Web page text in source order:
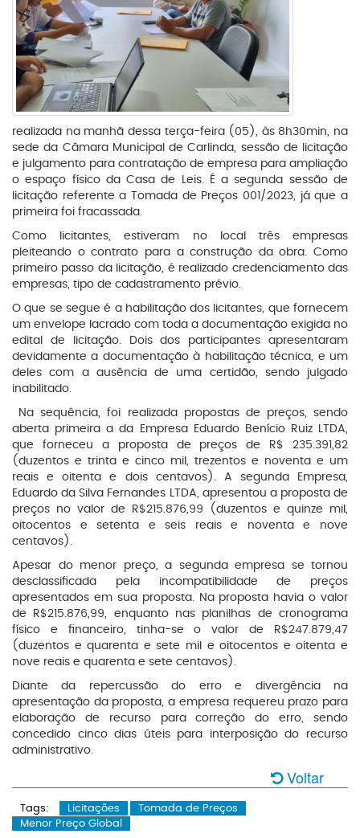
realizada na manhã dessa terça-feira (05), às 8h30min, na
sede da Câmara Municipal de Carlinda, sessão de licitação
e julgamento para contratação de empresa para ampliação
o espaço físico da Casa de Leis. É a segunda sessão de
licitação referente a Tomada de Preços 001/2023, já que a
primeira foi fracassada.
Como licitantes, estiveram no local três empresas
pleiteando o contrato para a construção da obra. Como
primeiro passo da licitação, é realizado credenciamento das
empresas, tipo de cadastramento prévio.
O que se segue é a habilitação dos licitantes, que fornecem
um envelope lacrado com toda a documentação exigida no
edital de licitação. Dois dos participantes apresentaram
devidamente a documentação à habilitação técnica, e um
deles com a ausência de uma certidão, sendo julgado
inabilitado.
Na sequência, foi realizada propostas de preços, sendo
aberta primeira a da Empresa Eduardo Benício Ruiz LTDA,
que forneceu a proposta de preços de R$ 235.391,82
(duzentos e trinta e cinco mil, trezentos e noventa e um
reais e oitenta e dois centavos). A segunda Empresa,
Eduardo da Silva Fernandes LTDA, apresentou a proposta de
preços no valor de R$215.876,99 (duzentos e quinze mil,
oitocentos e setenta e seis reais e noventa e nove
centavos).
Apesar do menor preço, a segunda empresa se tornou
desclassificada pela incompatibilidade de preços
apresentados em sua proposta. Na proposta havia o valor
de R$215.876,99, enquanto nas planilhas de cronograma
físico e financeiro, tinha-se o valor de R$247.879,47
(duzentos e quarenta e sete mil e oitocentos e oitenta e
nove reais e quarenta e sete centavos).
Diante da repercussão do erro e divergência na
apresentação da proposta, a empresa requereu prazo para
elaboração de recurso para correção do erro, sendo
concedido cinco dias úteis para interposição do recurso
administrativo.
Voltar
Tags: Licitações
Tomada de Preços
Menor Preço Global